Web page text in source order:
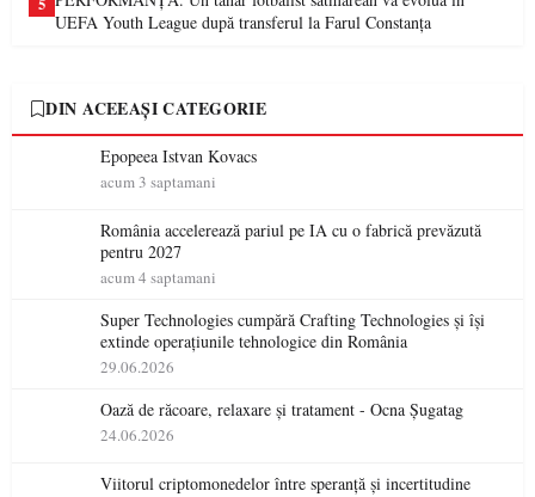
UEFA Youth League după transferul la Farul Constanța
DIN ACEEAȘI CATEGORIE
Epopeea Istvan Kovacs
acum 3 saptamani
România accelerează pariul pe IA cu o fabrică prevăzută
pentru 2027
acum 4 saptamani
Super Technologies cumpără Crafting Technologies și își
extinde operațiunile tehnologice din România
29.06.2026
Oază de răcoare, relaxare și tratament - Ocna Șugatag
24.06.2026
Viitorul criptomonedelor între speranță și incertitudine